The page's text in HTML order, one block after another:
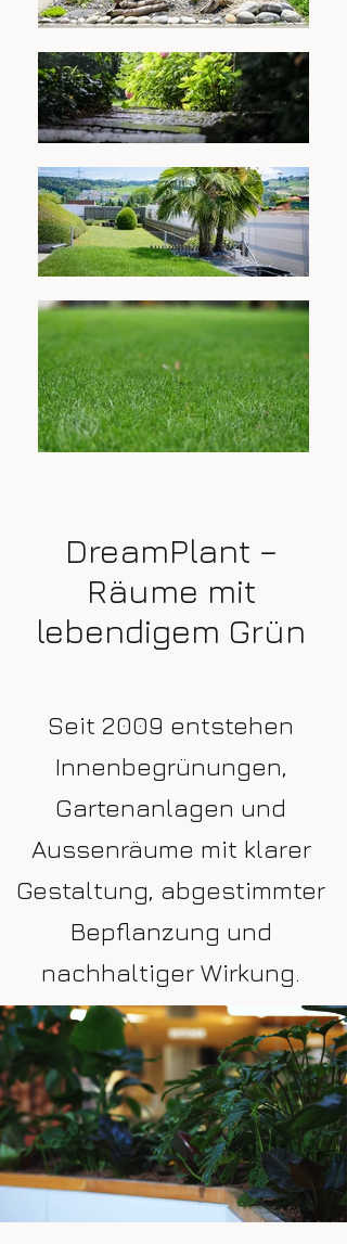
DreamPlant –
Räume mit
lebendigem Grün
Seit 2009 entstehen
Innenbegrünungen,
Gartenanlagen und
Aussenräume mit klarer
Gestaltung, abgestimmter
Bepflanzung und
nachhaltiger Wirkung.